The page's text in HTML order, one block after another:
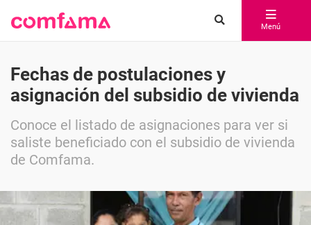
Menú
Fechas de postulaciones y
asignación del subsidio de vivienda
Conoce el listado de asignaciones para ver si
saliste beneficiado con el subsidio de vivienda
de Comfama.